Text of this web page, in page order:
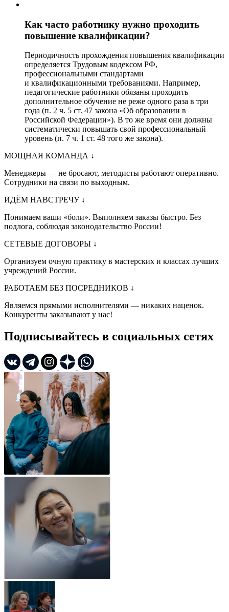
Как часто работнику нужно проходить
повышение квалификации?
Периодичность прохождения повышения квалификации
определяется Трудовым кодексом РФ,
профессиональными стандартами
и квалификационными требованиями. Например,
педагогические работники обязаны проходить
дополнительное обучение не реже одного раза в три
года (п. 2 ч. 5 ст. 47 закона «Об образовании в
Российской Федерации»). В то же время они должны
систематически повышать свой профессиональный
уровень (п. 7 ч. 1 ст. 48 того же закона).
МОЩНАЯ КОМАНДА ↓
Менеджеры — не бросают, методисты работают оперативно.
Сотрудники на связи по выходным.
ИДЁМ НАВСТРЕЧУ ↓
Понимаем ваши «боли». Выполняем заказы быстро. Без
подлога, соблюдая законодательство России!
СЕТЕВЫЕ ДОГОВОРЫ ↓
Организуем очную практику в мастерских и классах лучших
учреждений России.
РАБОТАЕМ БЕЗ ПОСРЕДНИКОВ ↓
Являемся прямыми исполнителями — никаких наценок.
Конкуренты заказывают у нас!
Подписывайтесь в социальных сетях